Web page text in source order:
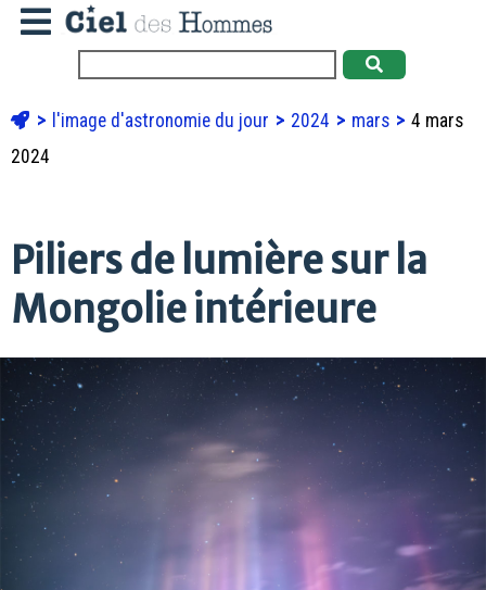
l'image d'astronomie du jour 2024 mars
4 mars
2024
Piliers de lumière sur la
Mongolie intérieure